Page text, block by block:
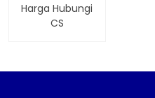
Harga Hubungi
CS